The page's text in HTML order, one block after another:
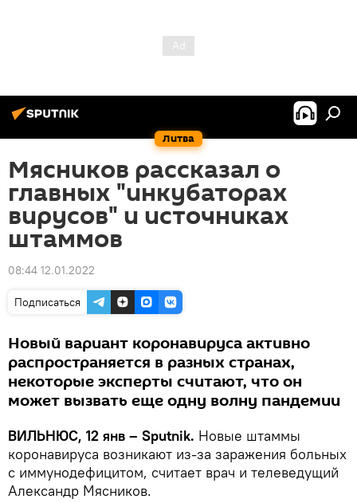
Литва
Мясников рассказал о
главных "инкубаторах
вирусов" и источниках
штаммов
08:44 12.01.2022
Подписаться
Новый вариант коронавируса активно
распространяется в разных странах,
некоторые эксперты считают, что он
может вызвать еще одну волну пандемии
ВИЛЬНЮС, 12 янв – Sputnik. Новые штаммы
коронавируса возникают из-за заражения больных
с иммунодефицитом, считает врач и телеведущий
Александр Мясников.